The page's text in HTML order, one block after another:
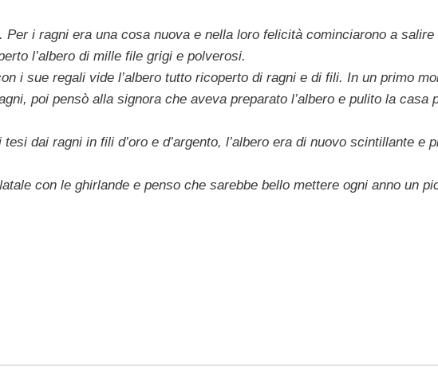
Per i ragni era una cosa nuova e nella loro felicità cominciarono a salire
l’albero di mille file grigi e polverosi.
i sue regali vide l’albero tutto ricoperto di ragni e di fili. In un primo
poi pensò alla signora che aveva preparato l’albero e pulito la casa
dai ragni in fili d’oro e d’argento, l’albero era di nuovo scintillante e
con le ghirlande e penso che sarebbe bello mettere ogni anno un